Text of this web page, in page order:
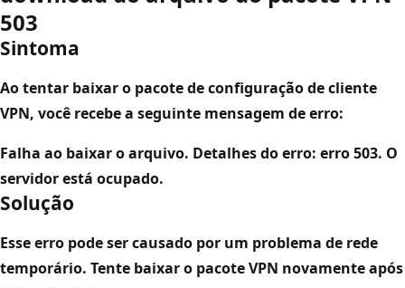
503
Sintoma
Ao tentar baixar o pacote de configuração de cliente
VPN, você recebe a seguinte mensagem de erro:
Falha ao baixar o arquivo. Detalhes do erro: erro 503. O
servidor está ocupado.
Solução
Esse erro pode ser causado por um problema de rede
temporário. Tente baixar o pacote VPN novamente após